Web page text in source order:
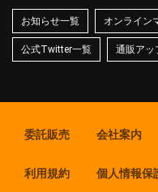
お知らせ一覧 オンライン
公式Twitter一覧 通販アッ
委託販売 会社案内
利用規約 個人情報保